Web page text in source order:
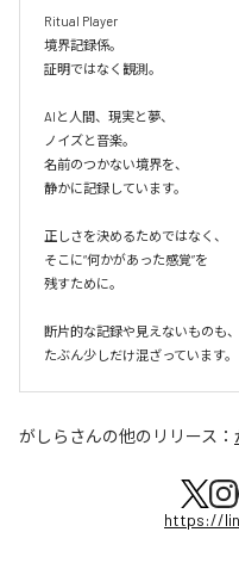
Ritual Player
境界記録係。
証明ではなく観測。
AIと人間、現実と夢、
ノイズと音楽。
名前のつかない境界を、
静かに記録しています。
正しさを決めるためではなく、
そこに“何かがあった感覚”を
残すために。
断片的な記録や見えないものも、
たぶん少しだけ混ざっています。
がしらさんの他のリリース：
https://